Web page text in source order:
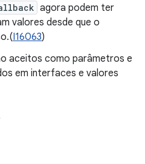
agora podem ter
valores desde que o
I16063)
aceitos como parâmetros e
em interfaces e valores